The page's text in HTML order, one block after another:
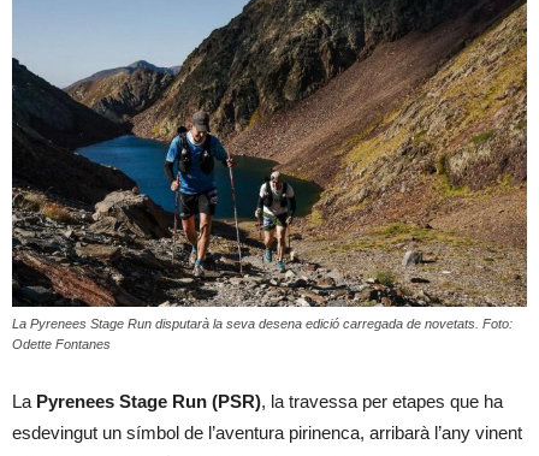
La Pyrenees Stage Run disputarà la seva desena edició carregada de novetats. Foto:
Odette Fontanes
La Pyrenees Stage Run (PSR), la travessa per etapes que ha
esdevingut un símbol de l’aventura pirinenca, arribarà l’any vinent